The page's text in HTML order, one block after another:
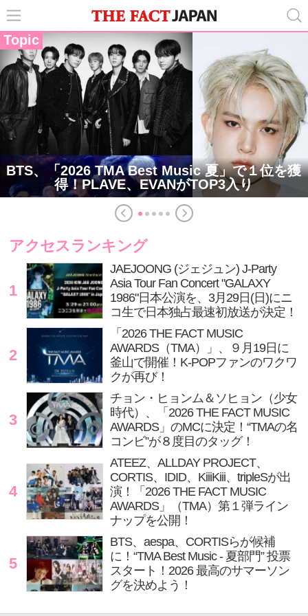
Topic
BTS、「2026 TMA Best Music 夏」で１位を獲
得！PLAVE、EVANがTOP3入り
アクセスランキング
1
JAEJOONG (ジェジュン) J-Party
Asia Tour Fan Concert "GALAXY
1986"日本公演を、3月29日(日)にニ
コ生で日本独占最速初放送が決定！
2
「2026 THE FACT MUSIC
AWARDS（TMA）」、９月19日に
釜山で開催！K-POPファンのワクワ
クが再び！
3
チョン・ヒョンム＆ソヒョン（少女
時代）、「2026 THE FACT MUSIC
AWARDS」のMCに決定！“TMAの名
コンビ”が８度目のタッグ！
4
ATEEZ、ALLDAY PROJECT、
CORTIS、IDID、KiiiKiii、tripleSが出
演！「2026 THE FACT MUSIC
AWARDS」（TMA）第１弾ライン
ナップを公開！
5
BTS、aespa、CORTISらが候補
に！“TMA Best Music - 夏部門” 投票
スタート！2026 最高のサマーソン
グを決めよう！